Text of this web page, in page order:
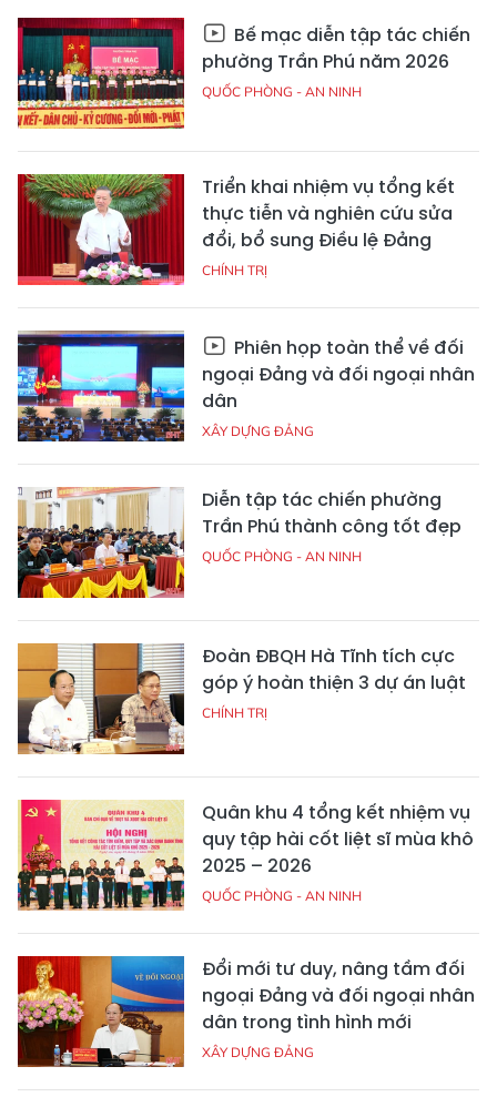
Bế mạc diễn tập tác chiến
phường Trần Phú năm 2026
QUỐC PHÒNG - AN NINH
Triển khai nhiệm vụ tổng kết
thực tiễn và nghiên cứu sửa
đổi, bổ sung Điều lệ Đảng
CHÍNH TRỊ
Phiên họp toàn thể về đối
ngoại Đảng và đối ngoại nhân
dân
XÂY DỰNG ĐẢNG
Diễn tập tác chiến phường
Trần Phú thành công tốt đẹp
QUỐC PHÒNG - AN NINH
Đoàn ĐBQH Hà Tĩnh tích cực
góp ý hoàn thiện 3 dự án luật
CHÍNH TRỊ
Quân khu 4 tổng kết nhiệm vụ
quy tập hài cốt liệt sĩ mùa khô
2025 – 2026
QUỐC PHÒNG - AN NINH
Đổi mới tư duy, nâng tầm đối
ngoại Đảng và đối ngoại nhân
dân trong tình hình mới
XÂY DỰNG ĐẢNG